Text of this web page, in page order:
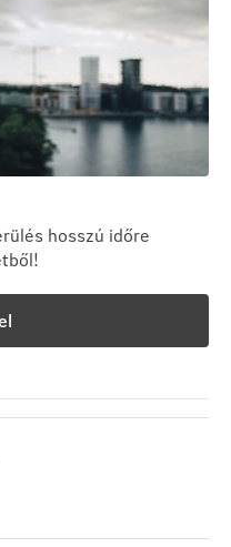
hosszú időre